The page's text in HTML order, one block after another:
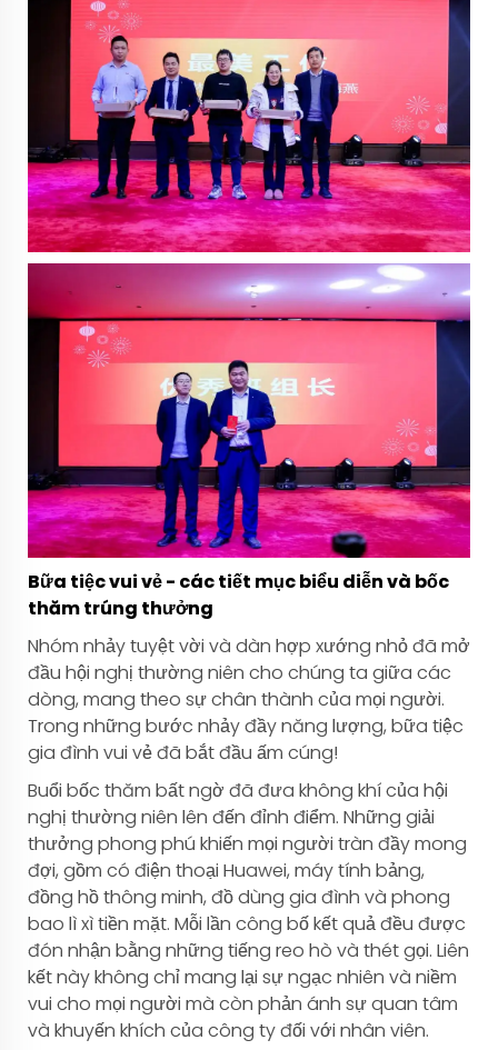
Bữa tiệc vui vẻ - các tiết mục biểu diễn và bốc
thăm trúng thưởng
Nhóm nhảy tuyệt vời và dàn hợp xướng nhỏ đã mở
đầu hội nghị thường niên cho chúng ta giữa các
dòng, mang theo sự chân thành của mọi người.
Trong những bước nhảy đầy năng lượng, bữa tiệc
gia đình vui vẻ đã bắt đầu ấm cúng!
Buổi bốc thăm bất ngờ đã đưa không khí của hội
nghị thường niên lên đến đỉnh điểm. Những giải
thưởng phong phú khiến mọi người tràn đầy mong
đợi, gồm có điện thoại Huawei, máy tính bảng,
đồng hồ thông minh, đồ dùng gia đình và phong
bao lì xì tiền mặt. Mỗi lần công bố kết quả đều được
đón nhận bằng những tiếng reo hò và thét gọi. Liên
kết này không chỉ mang lại sự ngạc nhiên và niềm
vui cho mọi người mà còn phản ánh sự quan tâm
và khuyến khích của công ty đối với nhân viên.